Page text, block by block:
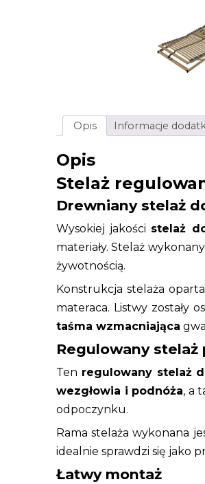
Opis Informacje
Opis
Stelaż
Drewniany stelaż
Wysokiej jakości stelaż
materiały. Stelaż
żywotnością.
Konstrukcja stelaża
materaca. Listwy zostały
taśma wzmacniająca
Regulowany
Ten regulowany stelaż
wezgłowia i podnóża, a
odpoczynku.
Rama stelaża wykonana
idealnie sprawdzi się jako
Łatwy montaż